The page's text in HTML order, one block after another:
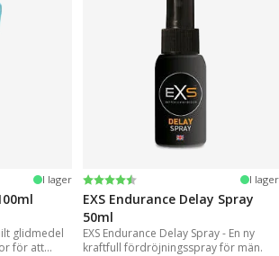
I lager
glidmedel
för att
Betyg:
4.2 utav 5 stjärnor I lager
EXS Endurance Delay Spray
50ml
EXS Endurance Delay Spray - En ny
kraftfull fördröjningsspray för män.